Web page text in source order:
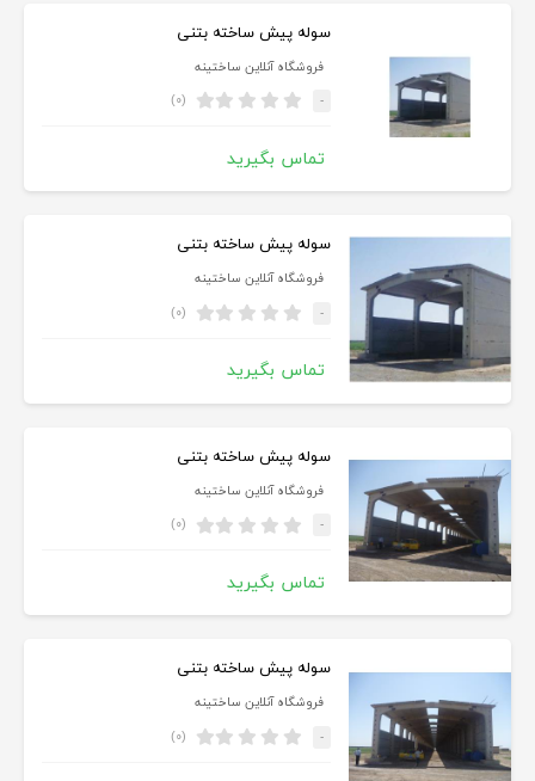
سوله پیش ساخته بتنی
فروشگاه آنلاین ساختینه
- (۰)
تماس بگیرید
سوله پیش ساخته بتنی
فروشگاه آنلاین ساختینه
- (۰)
تماس بگیرید
سوله پیش ساخته بتنی
فروشگاه آنلاین ساختینه
- (۰)
تماس بگیرید
سوله پیش ساخته بتنی
فروشگاه آنلاین ساختینه
- (۰)